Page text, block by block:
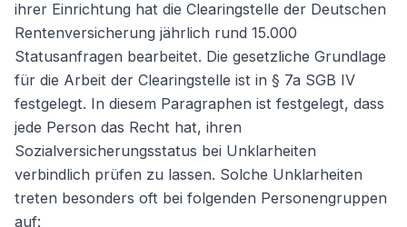
ihrer Einrichtung hat die Clearingstelle der Deutschen
Rentenversicherung jährlich rund 15.000
Statusanfragen bearbeitet. Die gesetzliche Grundlage
für die Arbeit der Clearingstelle ist in § 7a SGB IV
festgelegt. In diesem Paragraphen ist festgelegt, dass
jede Person das Recht hat, ihren
Sozialversicherungsstatus bei Unklarheiten
verbindlich prüfen zu lassen. Solche Unklarheiten
treten besonders oft bei folgenden Personengruppen
auf: